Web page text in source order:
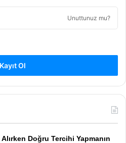
Unuttunuz mu?
Kayıt Ol
Doğru Tercihi Yapmanın